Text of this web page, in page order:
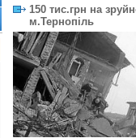
150 тис.грн на
м.Тернопіль